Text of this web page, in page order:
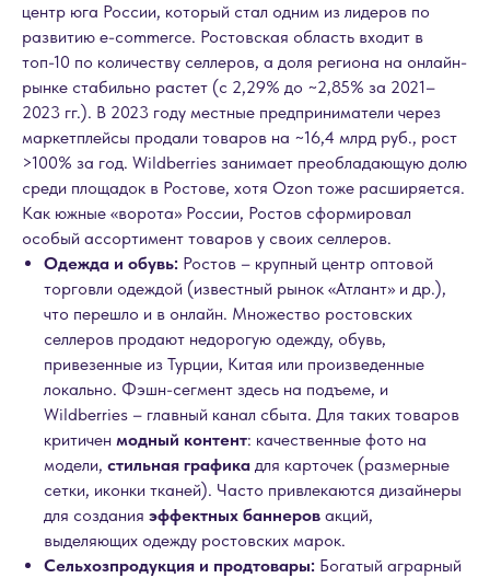
центр юга России, который стал одним из лидеров по
развитию e-commerce. Ростовская область входит в
топ-10 по количеству селлеров, а доля региона на онлайн-
рынке стабильно растет (с 2,29% до ~2,85% за 2021–
2023 гг.). В 2023 году местные предприниматели через
маркетплейсы продали товаров на ~16,4 млрд руб., рост
>100% за год. Wildberries занимает преобладающую долю
среди площадок в Ростове, хотя Ozon тоже расширяется.
Как южные «ворота» России, Ростов сформировал
особый ассортимент товаров у своих селлеров.
Одежда и обувь: Ростов – крупный центр оптовой
торговли одеждой (известный рынок «Атлант» и др.),
что перешло и в онлайн. Множество ростовских
селлеров продают недорогую одежду, обувь,
привезенные из Турции, Китая или произведенные
локально. Фэшн-сегмент здесь на подъеме, и
Wildberries – главный канал сбыта. Для таких товаров
критичен модный контент: качественные фото на
модели, стильная графика для карточек (размерные
сетки, иконки тканей). Часто привлекаются дизайнеры
для создания эффектных баннеров акций,
выделяющих одежду ростовских марок.
Сельхозпродукция и продтовары: Богатый аграрный